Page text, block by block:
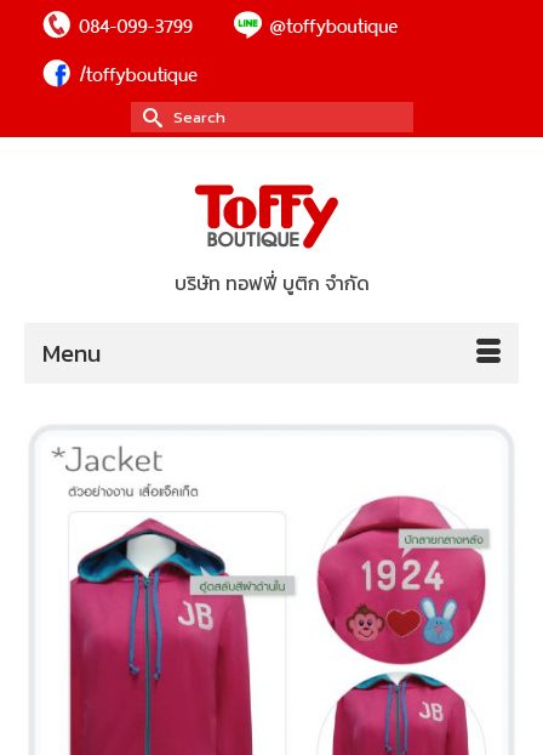
Search
for:
บริษัท ทอฟฟี่ บูติก จำกัด
Menu